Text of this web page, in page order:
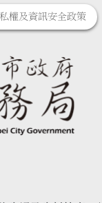
權及資訊安全政策